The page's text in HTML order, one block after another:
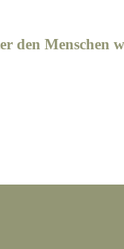
den Menschen